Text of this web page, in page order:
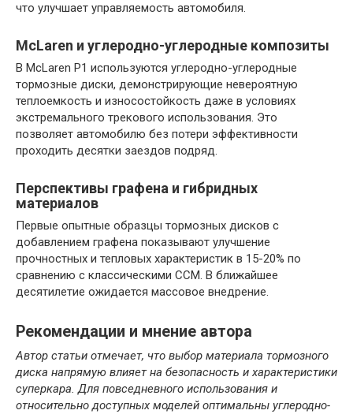
что улучшает управляемость автомобиля.
McLaren и углеродно-углеродные композиты
В McLaren P1 используются углеродно-углеродные
тормозные диски, демонстрирующие невероятную
теплоемкость и износостойкость даже в условиях
экстремального трекового использования. Это
позволяет автомобилю без потери эффективности
проходить десятки заездов подряд.
Перспективы графена и гибридных
материалов
Первые опытные образцы тормозных дисков с
добавлением графена показывают улучшение
прочностных и тепловых характеристик в 15-20% по
сравнению с классическими CCM. В ближайшее
десятилетие ожидается массовое внедрение.
Рекомендации и мнение автора
Автор статьи отмечает, что выбор материала тормозного
диска напрямую влияет на безопасность и характеристики
суперкара. Для повседневного использования и
относительно доступных моделей оптимальны углеродно-